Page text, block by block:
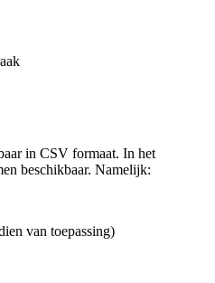
in CSV formaat. In het
beschikbaar. Namelijk:
van toepassing)